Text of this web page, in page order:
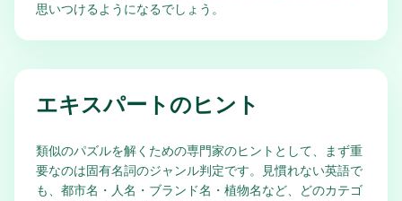
思いつけるようになるでしょう。
エキスパートのヒント
類似のパズルを解くための専門家のヒントとして、まず重
要なのは固有名詞のジャンル判定です。見慣れない英語で
も、都市名・人名・ブランド名・植物名など、どのカテゴ